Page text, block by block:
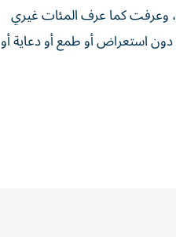
وعرفت كما عرف المئات غيري
دون استعراض أو طمع أو دعاية أو